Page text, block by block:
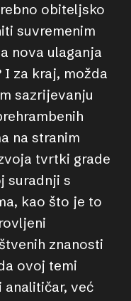
obiteljsko
suvremenim
nova ulaganja
za kraj, možda
sazrijevanju
na stranim
tvrtki grade
suradnji s
kao što je to
znanosti
ovoj temi
analitičar, već